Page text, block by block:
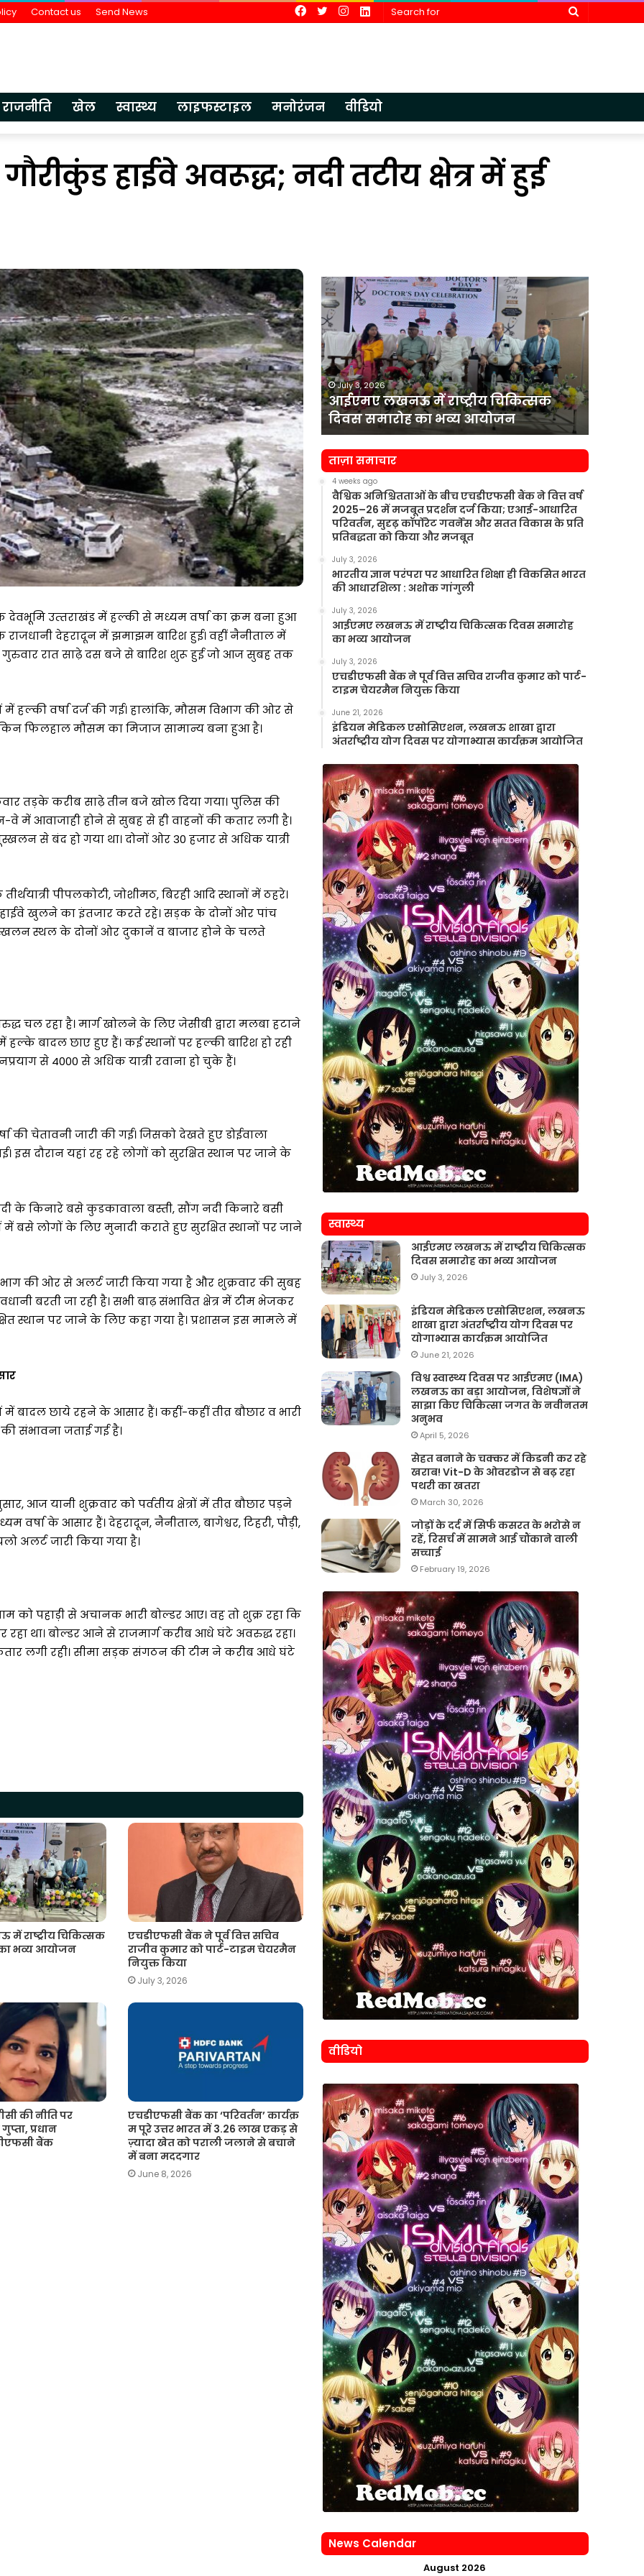
Contact us Send News
Search
LinkedIn
Instagram
Twitter
Facebook
राजनीति खेल स्वास्थ्य लाइफस्टाइल मनोरंजन वीडियो
हाईवे अवरूद्ध; नदी तटीय क्षेत्र में हुई
उत्‍तराखंड में हल्की से मध्यम वर्षा का क्रम बना हुआ
राजधानी देहरादून में झमाझम बारिश हुई। वहीं नैनीताल में
गुरुवार रात साढ़े दस बजे से बारिश शुरू हुई जो आज सुबह तक
हल्की वर्षा दर्ज की गई। हालांकि, मौसम विभाग की ओर से
फिलहाल मौसम का मिजाज सामान्य बना हुआ है।
तड़के करीब साढ़े तीन बजे खोल दिया गया। पुलिस की
वे में आवाजाही होने से सुबह से ही वाहनों की कतार लगी है।
से बंद हो गया था। दोनों ओर 30 हजार से अधिक यात्री
पीपलकोटी, जोशीमठ, बिरही आदि स्थानों में ठहरे।
हाईवे खुलने का इंतजार करते रहे। सड़क के दोनों ओर पांच
स्थल के दोनों ओर दुकानें व बाजार होने के चलते
चल रहा है। मार्ग खोलने के लिए जेसीबी द्वारा मलबा हटाने
बादल छाए हुए हैं। कई स्थानों पर हल्की बारिश हो रही
से 4000 से अधिक यात्री रवाना हो चुके हैं।
की चेतावनी जारी की गई। जिसको देखते हुए डोईवाला
इस दौरान यहां रह रहे लोगों को सुरक्षित स्थान पर जाने के
के किनारे बसे कुडकावाला बस्ती, सौंग नदी किनारे बसी
में बसे लोगों के लिए मुनादी कराते हुए सुरक्षित स्थानों पर जाने
की ओर से अलर्ट जारी किया गया है और शुक्रवार की सुबह
बरती जा रही है। सभी बाढ़ संभावित क्षेत्र में टीम भेजकर
स्थान पर जाने के लिए कहा गया है। प्रशासन इस मामले में
बादल छाये रहने के आसार हैं। कहीं-कहीं तीव्र बौछार व भारी
की संभावना जताई गई है।
आज यानी शुक्रवार को पर्वतीय क्षेत्रों में तीव्र बौछार पड़ने
वर्षा के आसार हैं। देहरादून, नैनीताल, बागेश्वर, टिहरी, पौड़ी,
अलर्ट जारी किया गया है।
को पहाड़ी से अचानक भारी बोल्डर आए। वह तो शुक्र रहा कि
था। बोल्डर आने से राजमार्ग करीब आधे घंटे अवरुद्ध रहा।
लगी रही। सीमा सड़क संगठन की टीम ने करीब आधे घंटे
राष्ट्रीय चिकित्सक
भव्य आयोजन
एचडीएफसी बैंक ने पूर्व वित्त सचिव
राजीव कुमार को पार्ट-टाइम चेयरमैन
नियुक्त किया
July 3, 2026
की नीति पर
प्रधान
बैंक
एचडीएफसी बैंक का ‘परिवर्तन’ कार्यक्र
म पूरे उत्तर भारत में 3.26 लाख एकड़ से
ज़्यादा खेत को पराली जलाने से बचाने
में बना मददगार
June 8, 2026
सुदृढ़
भारतीय
ज्ञान
परंपरा
पर
आधारित
शिक्षा
ही
विकसित
भारत
की
आधारशिला
:
अशोक
गांगुली
July 3, 2026
भारतीय ज्ञान परंपरा पर आधारित शिक्षा ही
विकसित भारत की आधारशिला : अशोक
गांगुली
आईएमए
लखनऊ
में
राष्ट्रीय
चिकित्सक
दिवस
समारोह
का
भव्य
आयोजन
July 3, 2026
आईएमए लखनऊ में राष्ट्रीय चिकित्सक
दिवस समारोह का भव्य आयोजन
एचडीएफसी
पूर्व
को
पार्ट-
चेयरमैन
नियुक्त
किया
ताज़ा समाचार
4 weeks ago
वैश्विक अनिश्चितताओं के बीच एचडीएफसी बैंक ने वित्त वर्ष
2025–26 में मजबूत प्रदर्शन दर्ज किया; एआई-आधारित
परिवर्तन, सुदृढ़ कॉर्पोरेट गवर्नेंस और सतत विकास के प्रति
प्रतिबद्धता को किया और मजबूत
July 3, 2026
भारतीय ज्ञान परंपरा पर आधारित शिक्षा ही विकसित भारत
की आधारशिला : अशोक गांगुली
July 3, 2026
आईएमए लखनऊ में राष्ट्रीय चिकित्सक दिवस समारोह
का भव्य आयोजन
July 3, 2026
एचडीएफसी बैंक ने पूर्व वित्त सचिव राजीव कुमार को पार्ट-
टाइम चेयरमैन नियुक्त किया
June 21, 2026
इंडियन मेडिकल एसोसिएशन, लखनऊ शाखा द्वारा
अंतर्राष्ट्रीय योग दिवस पर योगाभ्यास कार्यक्रम आयोजित
स्वास्थ्य
आईएमए लखनऊ में राष्ट्रीय चिकित्सक
दिवस समारोह का भव्य आयोजन
July 3, 2026
इंडियन मेडिकल एसोसिएशन, लखनऊ
शाखा द्वारा अंतर्राष्ट्रीय योग दिवस पर
योगाभ्यास कार्यक्रम आयोजित
June 21, 2026
विश्व स्वास्थ्य दिवस पर आईएमए (IMA)
लखनऊ का बड़ा आयोजन, विशेषज्ञों ने
साझा किए चिकित्सा जगत के नवीनतम
अनुभव
April 5, 2026
सेहत बनाने के चक्कर में किडनी कर रहे
खराब! Vit-D के ओवरडोज से बढ़ रहा
पथरी का खतरा
March 30, 2026
जोड़ों के दर्द में सिर्फ कसरत के भरोसे न
रहें, रिसर्च में सामने आई चौंकाने वाली
सच्चाई
February 19, 2026
वीडियो
News Calendar
August 2026